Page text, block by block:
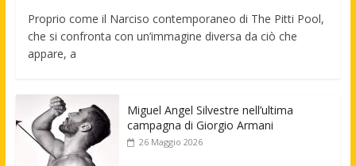
Proprio come il Narciso contemporaneo di The Pitti Pool,
che si confronta con un’immagine diversa da ciò che
appare, a
Miguel Angel Silvestre nell’ultima
campagna di Giorgio Armani
26 Maggio 2026